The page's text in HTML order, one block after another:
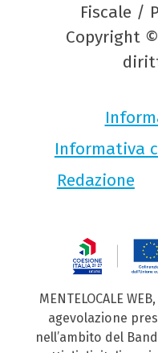
Fiscale /
Copyright
Informativa
Redazione
MENTELOCALE
agevolazione
nell’ambito del